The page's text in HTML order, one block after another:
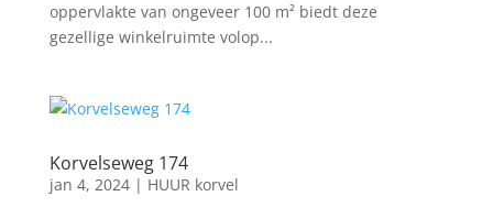
oppervlakte van ongeveer 100 m² biedt deze
gezellige winkelruimte volop...
Korvelseweg 174
jan 4, 2024| HUUR korvel